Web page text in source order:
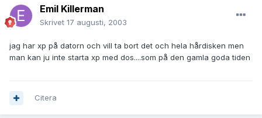
Emil Killerman
Skrivet 17 augusti, 2003
jag har xp på datorn och vill ta bort det och hela hårdisken men
man kan ju inte starta xp med dos....som på den gamla goda tiden
Citera